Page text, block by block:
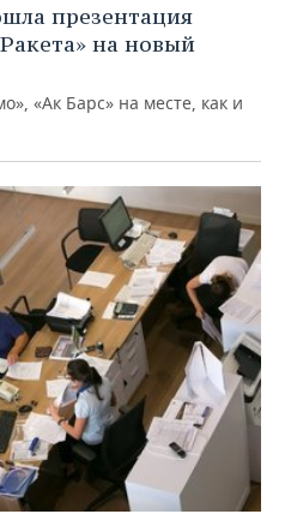
презентация
на новый
«Ак Барс» на месте, как и